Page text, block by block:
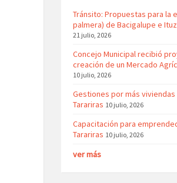
Tránsito: Propuestas para la
palmera) de Bacigalupe e
21 julio, 2026
Concejo Municipal recibió
creación de un Mercado
10 julio, 2026
Gestiones por más viviendas
Tarariras 10 julio, 2026
Capacitación para
Tarariras 10 julio, 2026
ver más